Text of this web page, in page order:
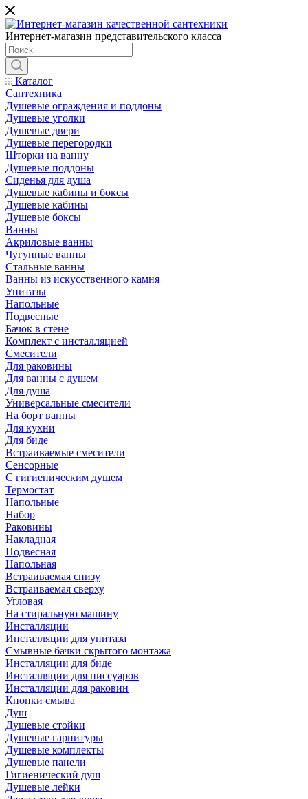
Интернет-магазин представительского класса
Каталог
Сантехника
Душевые ограждения и поддоны
Душевые уголки
Душевые двери
Душевые перегородки
Шторки на ванну
Душевые поддоны
Сиденья для душа
Душевые кабины и боксы
Душевые кабины
Душевые боксы
Ванны
Акриловые ванны
Чугунные ванны
Стальные ванны
Ванны из искусственного камня
Унитазы
Напольные
Подвесные
Бачок в стене
Комплект с инсталляцией
Смесители
Для раковины
Для ванны с душем
Для душа
Универсальные смесители
На борт ванны
Для кухни
Для биде
Встраиваемые смесители
Сенсорные
С гигиеническим душем
Термостат
Напольные
Набор
Раковины
Накладная
Подвесная
Напольная
Встраиваемая снизу
Встраиваемая сверху
Угловая
На стиральную машину
Инсталляции
Инсталляции для унитаза
Смывные бачки скрытого монтажа
Инсталляции для биде
Инсталляции для писсуаров
Инсталляции для раковин
Кнопки смыва
Душ
Душевые стойки
Душевые гарнитуры
Душевые комплекты
Душевые панели
Гигиенический душ
Душевые лейки